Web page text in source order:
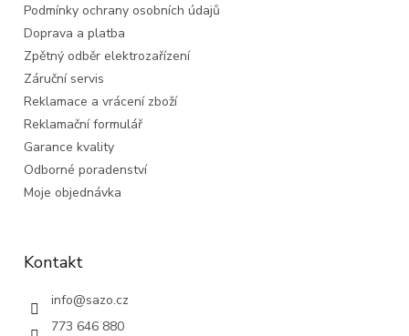
Podmínky ochrany osobních údajů
Doprava a platba
Zpětný odběr elektrozařízení
Záruční servis
Reklamace a vrácení zboží
Reklamační formulář
Garance kvality
Odborné poradenství
Moje objednávka
Kontakt
info@sazo.cz
773 646 880